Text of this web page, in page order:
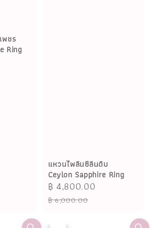
พชร
Ring
แหวนไพลินซีลินดิบ
Ceylon Sapphire Ring
Sale
price
฿ 4,800.00
฿ 6,000.00